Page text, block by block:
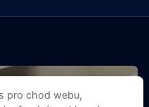
pro chod webu,